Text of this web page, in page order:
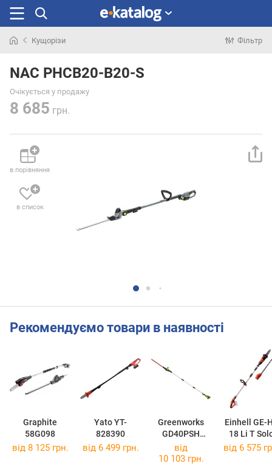
раніше
Кущорізи Фільтр
NAC PHCB20-B20-S
Очікується у продажу
8 685 грн.
в порівняння
в список
Рекомендуємо товари в наявності
Graphite
58G098
Yato YT-
828390
Greenworks
GD40PSH
GR1303907
Einhell GE-
18 Li T
від 8 125 грн. від 6 499 грн.
від
10 103 грн.
від 6 575